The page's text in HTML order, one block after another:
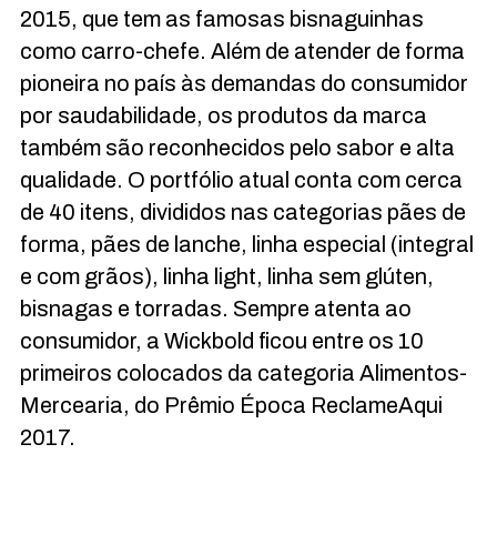
2015, que tem as famosas bisnaguinhas
como carro-chefe. Além de atender de forma
pioneira no país às demandas do consumidor
por saudabilidade, os produtos da marca
também são reconhecidos pelo sabor e alta
qualidade. O portfólio atual conta com cerca
de 40 itens, divididos nas categorias pães de
forma, pães de lanche, linha especial (integral
e com grãos), linha light, linha sem glúten,
bisnagas e torradas. Sempre atenta ao
consumidor, a Wickbold ficou entre os 10
primeiros colocados da categoria Alimentos-
Mercearia, do Prêmio Época ReclameAqui
2017.